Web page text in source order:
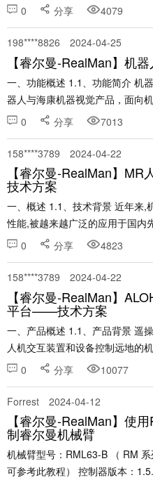
0 分享 4079
198****8826 2024-04-25
【睿尔曼-RealMan】机
一、功能概述 1.1、功能简介 机
器人与海康机器视觉产品，面向
品涵盖机器人系统、工业视觉系
0 分享 7013
158****3789 2024-04-22
【睿尔曼-RealMan】
技术方案
一、概述 1.1、技术背景 近年来,
性能,被越来越广泛的应用于国内
略为引领,我国的机械臂市场已经
0 分享 4823
158****3789 2024-04-22
【睿尔曼-RealMan】
平台——技术方案
一、产品概述 1.1、产品背景 遥
人机交互装置和设备控制远地的
通过主机器人向从机器人发送指
0 分享 10077
Forrest 2024-04-12
【睿尔曼-RealMan】使
制睿尔曼机械臂
机械臂型号：RML63-B （ RM
可参考此教程） 控制器版本：